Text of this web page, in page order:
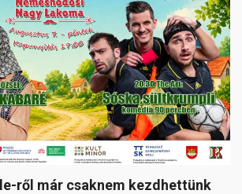
ről már csaknem kezdhettünk